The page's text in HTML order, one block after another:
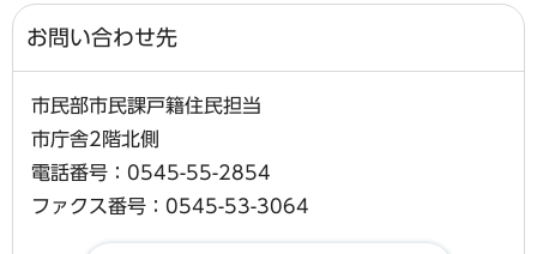
お問い合わせ先
市民部市民課戸籍住民担当
市庁舎2階北側
電話番号：0545-55-2854
ファクス番号：0545-53-3064